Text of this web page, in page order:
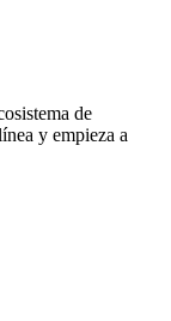
de
y empieza a